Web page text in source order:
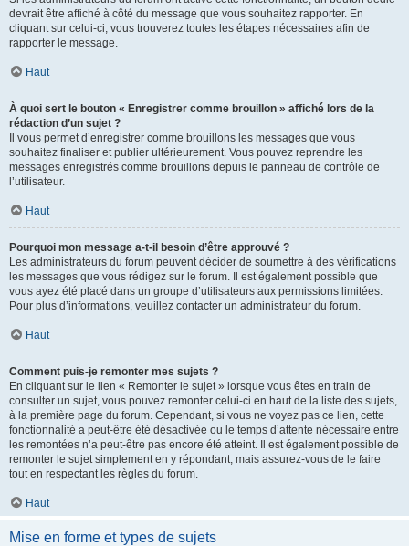
devrait être affiché à côté du message que vous souhaitez rapporter. En
cliquant sur celui-ci, vous trouverez toutes les étapes nécessaires afin de
rapporter le message.
Haut
À quoi sert le bouton « Enregistrer comme brouillon » affiché lors de la
rédaction d’un sujet ?
Il vous permet d’enregistrer comme brouillons les messages que vous
souhaitez finaliser et publier ultérieurement. Vous pouvez reprendre les
messages enregistrés comme brouillons depuis le panneau de contrôle de
l’utilisateur.
Haut
Pourquoi mon message a-t-il besoin d’être approuvé ?
Les administrateurs du forum peuvent décider de soumettre à des vérifications
les messages que vous rédigez sur le forum. Il est également possible que
vous ayez été placé dans un groupe d’utilisateurs aux permissions limitées.
Pour plus d’informations, veuillez contacter un administrateur du forum.
Haut
Comment puis-je remonter mes sujets ?
En cliquant sur le lien « Remonter le sujet » lorsque vous êtes en train de
consulter un sujet, vous pouvez remonter celui-ci en haut de la liste des sujets,
à la première page du forum. Cependant, si vous ne voyez pas ce lien, cette
fonctionnalité a peut-être été désactivée ou le temps d’attente nécessaire entre
les remontées n’a peut-être pas encore été atteint. Il est également possible de
remonter le sujet simplement en y répondant, mais assurez-vous de le faire
tout en respectant les règles du forum.
Haut
Mise en forme et types de sujets